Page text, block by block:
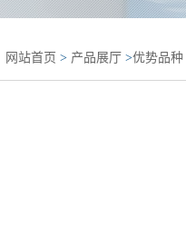
网站首页 > 产品展厅 >优势品种